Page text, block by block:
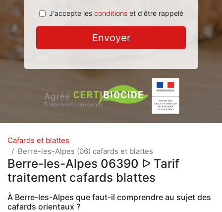
J'accepte les conditionset d'être rappelé
Envoyer
Cafards et blattes
Berre-les-Alpes (06) cafards et blattes
Berre-les-Alpes 06390 ᐅ Tarif
traitement cafards blattes
À Berre-les-Alpes que faut-il comprendre au sujet des
cafards orientaux ?